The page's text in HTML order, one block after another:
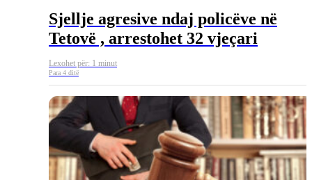
Sjellje agresive ndaj policëve në
Tetovë , arrestohet 32 vjeçari
Lexohet për: 1 minut
Para 4 ditë